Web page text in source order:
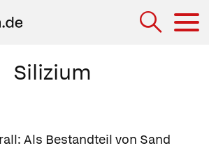
Silizium
Als Bestandteil von Sand